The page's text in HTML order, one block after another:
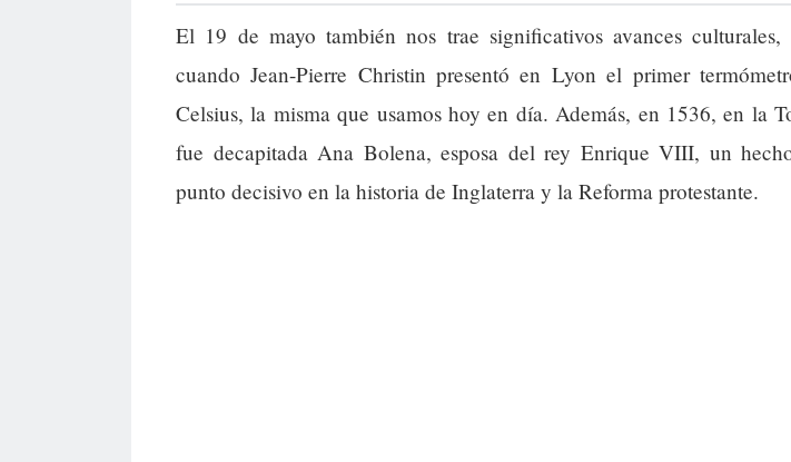
El 19 de mayo también nos trae significativos avances
cuando Jean-Pierre Christin presentó en Lyon el primer
Celsius, la misma que usamos hoy en día. Además, en 1536, en la
fue decapitada Ana Bolena, esposa del rey Enrique VIII, un
punto decisivo en la historia de Inglaterra y la Reforma protestante.